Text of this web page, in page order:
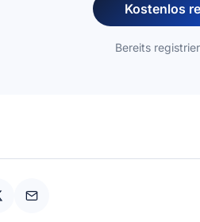
Kostenlos
Bereits